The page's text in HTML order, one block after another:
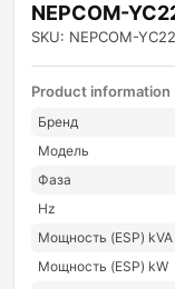
NEPCOM-
SKU: NEPCOM-
Product information
Бренд
Модель
Фаза
Hz
Мощность (ESP) kVA
Мощность (ESP) kW